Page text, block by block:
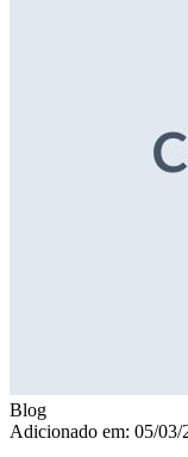
Blog
Adicionado em: 05/03/